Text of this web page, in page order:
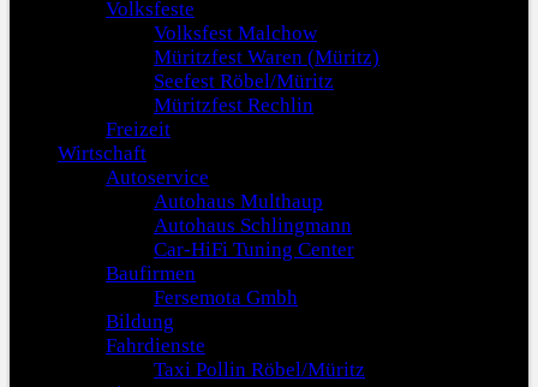
Volksfeste
Volksfest Malchow
Müritzfest Waren (Müritz)
Seefest Röbel/Müritz
Müritzfest Rechlin
Freizeit
Wirtschaft
Autoservice
Autohaus Multhaup
Autohaus Schlingmann
Car-HiFi Tuning Center
Baufirmen
Fersemota Gmbh
Bildung
Fahrdienste
Taxi Pollin Röbel/Müritz